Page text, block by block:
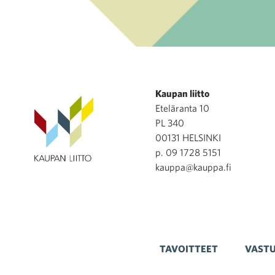
Kaupan liitto
Eteläranta 10
PL 340
00131 HELSINKI
p. 09 1728 5151
kauppa@kauppa.fi
TAVOITTEET